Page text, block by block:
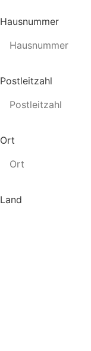
Hausnummer
Postleitzahl
Ort
Land